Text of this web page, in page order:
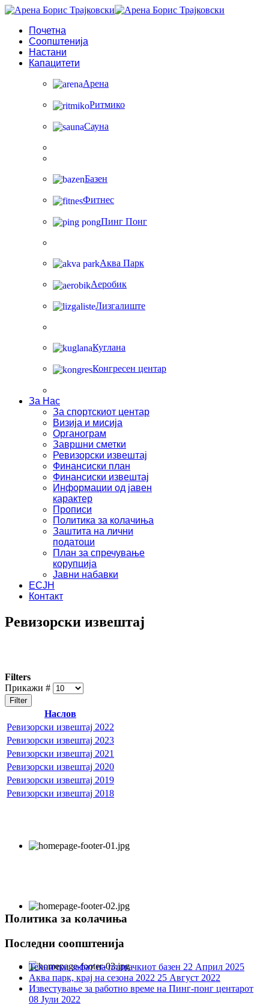
Почетна
Соопштенија
Настани
Капацитети
Арена
Ритмико
Сауна
Базен
Фитнес
Пинг Понг
Аква Парк
Аеробик
Лизгалиште
Куглана
Конгресен центар
За Нас
За спортскиот центар
Визија и мисија
Органограм
Завршни сметки
Ревизорски извештај
Финансиски план
Финансиски извештај
Информации од јавен
карактер
Прописи
Политика за колачиња
Заштита на лични
податоци
План за спречување
корупција
Јавни набавки
ЕСЈН
Контакт
Ревизорски извештај
Filters
Прикажи #
Filter
Наслов
Ревизорски извештај 2022
Ревизорски извештај 2023
Ревизорски извештај 2021
Ревизорски извештај 2020
Ревизорски извештај 2019
Ревизорски извештај 2018
Политика за колачиња
Последни соопштенија
Технички зафат на пливачкиот базен 22 Април 2025
Аква парк, крај на сезона 2022 25 Август 2022
Известување за работно време на Пинг-понг центарот
08 Јули 2022